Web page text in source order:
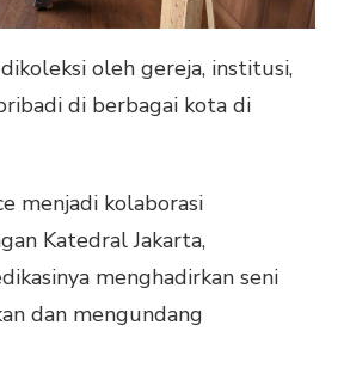
oleh gereja, institusi,
di berbagai kota di
menjadi kolaborasi
Katedral Jakarta,
menghadirkan seni
dan mengundang